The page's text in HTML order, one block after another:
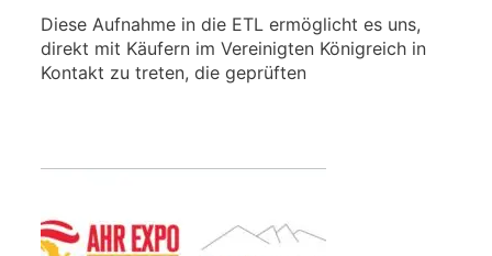
Diese Aufnahme in die ETL ermöglicht es uns,
direkt mit Käufern im Vereinigten Königreich in
Kontakt zu treten, die geprüften